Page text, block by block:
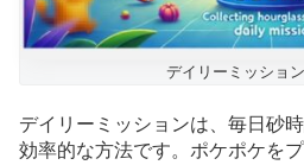
デイリーミッショ
デイリーミッションは、毎日砂
効率的な方法です。ポケポケを